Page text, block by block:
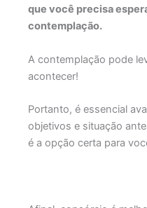
que você precisa
contemplação.
A contemplação pode
acontecer!
Portanto, é essencial
objetivos e situação
é a opção certa para